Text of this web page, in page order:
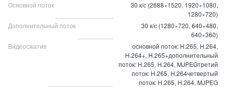
Основной поток
30 к/с (2688×1520, 1920×1080,
1280×720)
Дополнительный поток
30 к/с (1280×720, 640×480,
640×360)
Видеосжатие
основной поток: H.265, H.264,
H.264+, H.265+дополнительный
поток: H.265, H.264, MJPEGтретий
поток: H.265, H.264четвертый
поток: H.265, H.264, MJPEG